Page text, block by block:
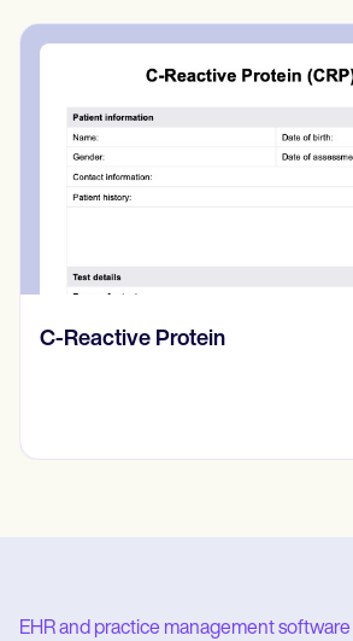
Diario de pensamientos
EHR and practice management software